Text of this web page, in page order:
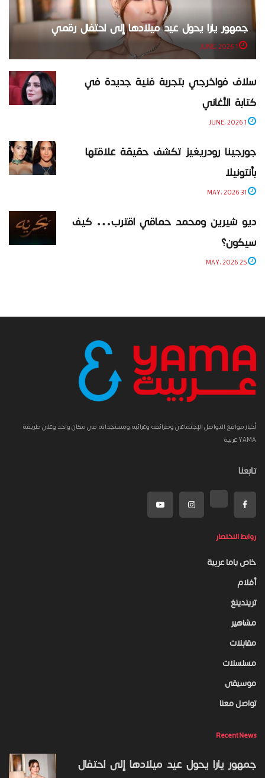
جمهور يارا يحول عيد ميلادها إلى احتفال رقمي
سلاف فواخرجي بتجربة فنية جديدة في
كتابة الأغاني
جورجينا رودريغيز تكشف حقيقة علاقتها
بأنتونيلا
ديو شيرين ومحمد حماقي اقترب… كيف
سيكون؟
أخبار مواقع التواصل الإجتماعي وطرائفه وغرائبه ومستجداته في مكان واحد وعلى طريقة
YAMA عربية
تابعنا
روابط الاختصار
خاص ياما عربية
أفلام
تريندينغ
مشاهير
مقابلات
مسلسلات
موسيقى
تواصل معنا
Recent News
جمهور يارا يحول عيد ميلادها إلى احتفال